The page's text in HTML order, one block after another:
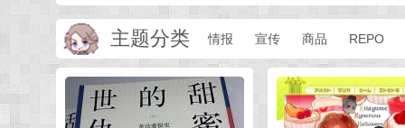
好
论
坛
主题分类 情报 宣传 商品 REPO